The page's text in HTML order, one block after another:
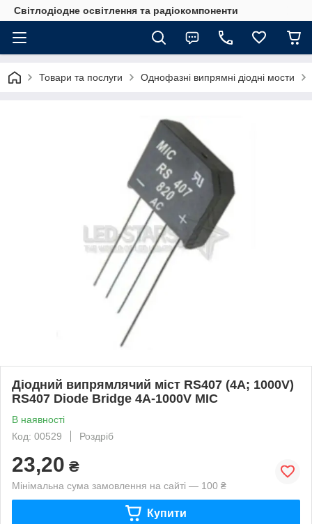
Світлодіодне освітлення та радіокомпоненти
Товари та послуги Однофазні випрямні діодні мости
Діодний випрямлячий міст RS407 (4A; 1000V)
RS407 Diode Bridge 4A-1000V MIC
В наявності
Код: 00529
Роздріб
23,20 ₴
Мінімальна сума замовлення на сайті — 100 ₴
Купити